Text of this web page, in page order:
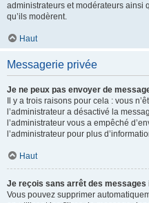
administrateurs et modérateurs ainsi
qu’ils modèrent.
Haut
Messagerie privée
Je ne peux pas envoyer de
Il y a trois raisons pour cela : vous
l’administrateur a désactivé la
l’administrateur vous a empêché
l’administrateur pour plus
Haut
Je reçois sans arrêt des messages
Vous pouvez supprimer